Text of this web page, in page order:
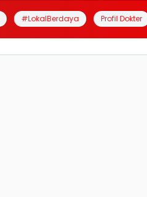
#LokalBerdaya Profil Dokter